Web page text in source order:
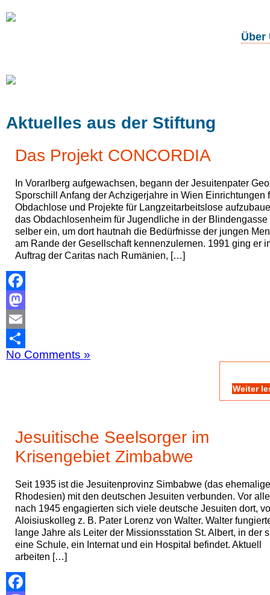
Über
Projekte
Aktuelles aus der Stiftung
Das Projekt CONCORDIA
In Vorarlberg aufgewachsen, begann der Jesuitenpater
Sporschill Anfang der Achzigerjahre in Wien Einrichtungen
Obdachlose und Projekte für Langzeitarbeitslose
das Obdachlosenheim für Jugendliche in der Blindengasse
selber ein, um dort hautnah die Bedürfnisse der jungen
am Rande der Gesellschaft kennenzulernen. 1991 ging er
Auftrag der Caritas nach Rumänien, […]
Facebook
Mastodon
Email
Teilen
No Comments »
Weiter
Jesuitische Seelsorger im
Krisengebiet Zimbabwe
Seit 1935 ist die Jesuitenprovinz Simbabwe (das ehemalige
Rhodesien) mit den deutschen Jesuiten verbunden. Vor
nach 1945 engagierten sich viele deutsche Jesuiten dort,
Aloisiuskolleg z. B. Pater Lorenz von Walter. Walter
lange Jahre als Leiter der Missionsstation St. Albert, in der
eine Schule, ein Internat und ein Hospital befindet. Aktuell
arbeiten […]